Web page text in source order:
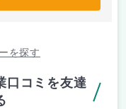
を探す
口コミを友達